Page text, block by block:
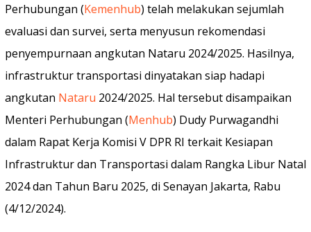
Perhubungan (Kemenhub) telah melakukan sejumlah
evaluasi dan survei, serta menyusun rekomendasi
penyempurnaan angkutan Nataru 2024/2025. Hasilnya,
infrastruktur transportasi dinyatakan siap hadapi
angkutan Nataru 2024/2025. Hal tersebut disampaikan
Menteri Perhubungan (Menhub) Dudy Purwagandhi
dalam Rapat Kerja Komisi V DPR RI terkait Kesiapan
Infrastruktur dan Transportasi dalam Rangka Libur Natal
2024 dan Tahun Baru 2025, di Senayan Jakarta, Rabu
(4/12/2024).